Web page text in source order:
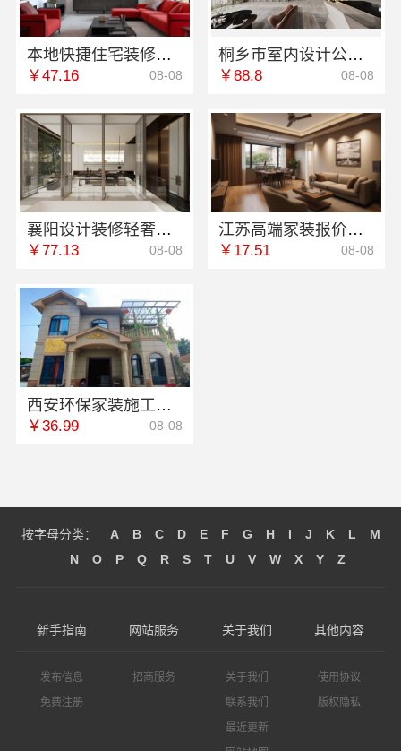
本地快捷住宅装修毛坯房选本地快装
￥47.16 08-08
桐乡市室内设计公司旧房翻新，嘉兴锦居装饰材料有限公司
￥88.8 08-08
襄阳设计装修轻奢风，百年米莱空间美学装饰材料有限公司诠释优雅
￥77.13 08-08
江苏高端家装报价，南京市创亿讯环保新材
￥17.51 08-08
西安环保家装施工公寓自有施工队-居安天成
￥36.99 08-08
按字母分类： A B C D E F G H I J K L
M
N
O P Q R S T U V W X Y Z
新手指南
发布信息
免费注册
网站服务
招商服务
关于我们
关于我们
联系我们
最近更新
其他内容
使用协议
版权隐私